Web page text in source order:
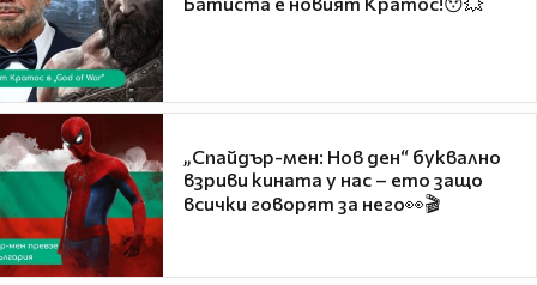
„Спайдър-мен: Нов ден“ буквално
взриви кината у нас – ето защо
всички говорят за него👀🎬